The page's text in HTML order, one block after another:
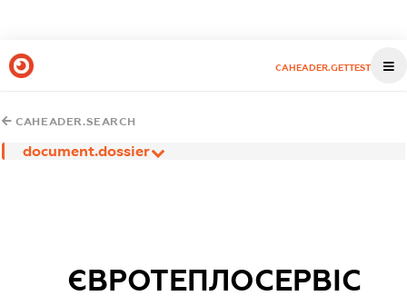
CAHEADER.GETTEST
CAHEADER.SEARCH
document.dossier
ЄВРОТЕПЛОСЕРВІС